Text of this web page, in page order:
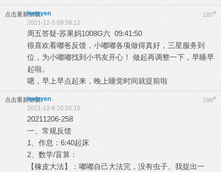
点击重新加载 185#
levinyen
2021-12-3 09:58:12
周五答疑-苏果妈1008G六 09:41:50
很喜欢看嘟爸反馈，小嘟嘟各项做得真好，三星服务到
位，为小嘟嘟找到小书友开心！ 做起再调整一下，早睡早
起啦。
嗯，早上早点起来，晚上睡觉时间就提前啦
点击重新加载 186#
levinyen
2021-12-6 20:20:10
20211206-258
一、常规反馈
1、作息：6:40起床
2、数学/盲算：
【橡皮大法】：嘟嘟自己大法完，没有虫子。我捉出一